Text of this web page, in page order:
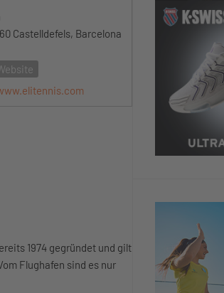
Castelldefels, Barcelona
1974 gegründet und gilt
Flughafen sind es nur